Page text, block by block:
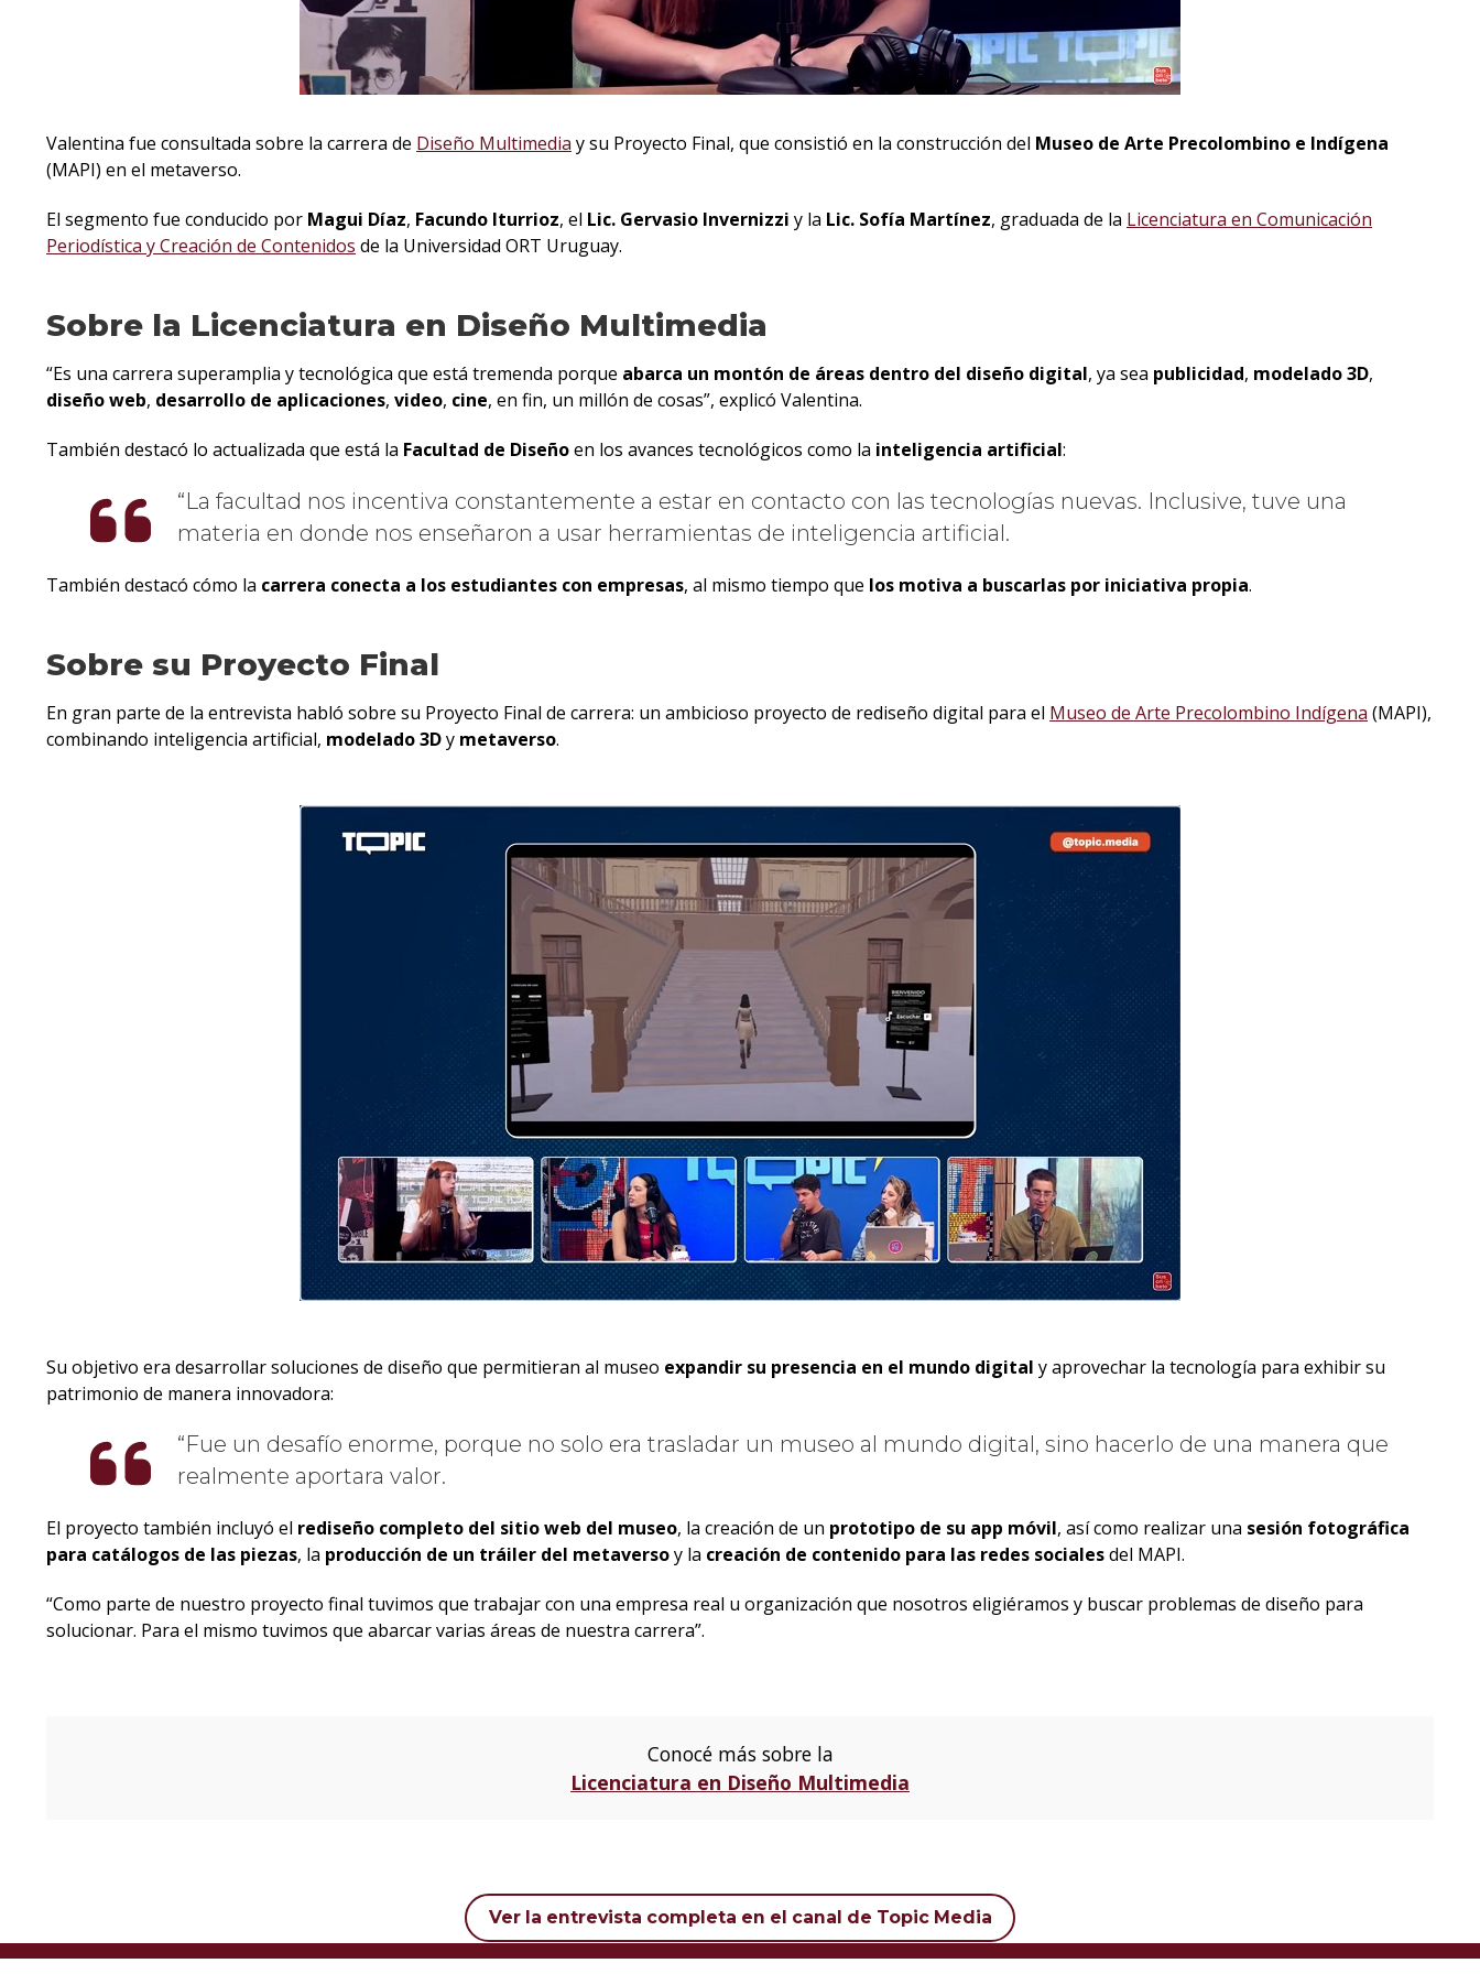
Valentina fue consultada sobre la carrera de Diseño Multimedia y su Proyecto Final, que consistió en la construcción del Museo de Arte Precolombino e Indígena
(MAPI) en el metaverso.
El segmento fue conducido por Magui Díaz, Facundo Iturrioz, el Lic. Gervasio Invernizzi y la Lic. Sofía Martínez, graduada de la Licenciatura en Comunicación
Periodística y Creación de Contenidos de la Universidad ORT Uruguay.
Sobre la Licenciatura en Diseño Multimedia
“Es una carrera superamplia y tecnológica que está tremenda porque abarca un montón de áreas dentro del diseño digital, ya sea publicidad, modelado 3D,
diseño web, desarrollo de aplicaciones, video, cine, en fin, un millón de cosas”, explicó Valentina.
También destacó lo actualizada que está la Facultad de Diseñoen los avances tecnológicos como la inteligencia artificial:
La facultad nos incentiva constantemente a estar en contacto con las tecnologías nuevas. Inclusive, tuve una
materia en donde nos enseñaron a usar herramientas de inteligencia artificial.
También destacó cómo la carrera conecta a los estudiantes con empresas, al mismo tiempo que los motiva a buscarlas por iniciativa propia.
Sobre su Proyecto Final
En gran parte de la entrevista habló sobre su Proyecto Final de carrera: un ambicioso proyecto de rediseño digital para el Museo de Arte Precolombino Indígena (MAPI),
combinando inteligencia artificial, modelado 3Dy metaverso.
Su objetivo era desarrollar soluciones de diseño que permitieran al museo expandir su presencia en el mundo digital y aprovechar la tecnología para exhibir su
patrimonio de manera innovadora:
Fue un desafío enorme, porque no solo era trasladar un museo al mundo digital, sino hacerlo de una manera que
realmente aportara valor.
El proyecto también incluyó el rediseño completo del sitio web del museo, la creación de un prototipo de su app móvil, así como realizar una sesión fotográfica
para catálogos de las piezas, la producción de un tráiler del metaversoy la creación de contenido para las redes socialesdel MAPI.
“Como parte de nuestro proyecto final tuvimos que trabajar con una empresa real u organización que nosotros eligiéramos y buscar problemas de diseño para
solucionar. Para el mismo tuvimos que abarcar varias áreas de nuestra carrera”.
Conocé más sobre la
Licenciatura en Diseño Multimedia
Ver la entrevista completa en el canal de Topic Media